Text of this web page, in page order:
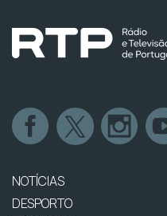
NOTÍCIAS
DESPORTO